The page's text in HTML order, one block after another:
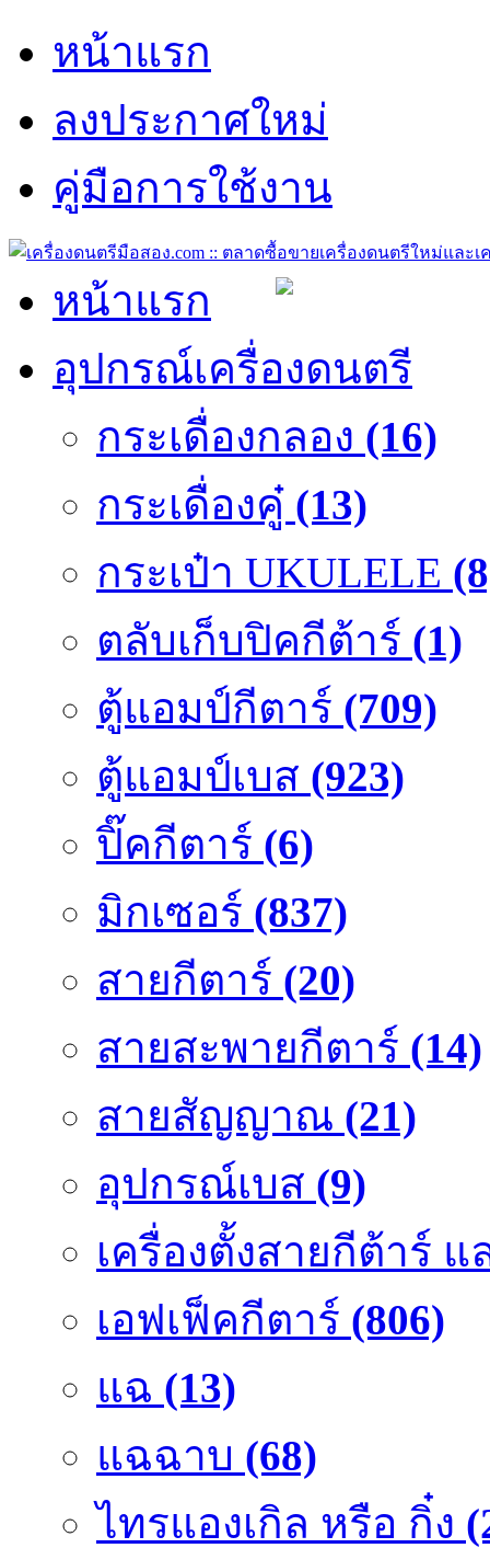
หน้าแรก
ลงประกาศใหม่
คู่มือการใช้งาน
หน้าแรก
อุปกรณ์เครื่องดนตรี
กระเดื่องกลอง (16)
กระเดื่องคู๋ (13)
กระเป๋า UKULELE
ตลับเก็บปิคกีต้าร์ (1)
ตู้แอมป์กีตาร์ (709)
ตู้แอมป์เบส (923)
ปิ๊คกีตาร์ (6)
มิกเซอร์ (837)
สายกีตาร์ (20)
สายสะพายกีตาร์ (14)
สายสัญญาณ (21)
อุปกรณ์เบส (9)
เครื่องตั้งสายกีต้าร์ แ
เอฟเฟ็คกีตาร์ (806)
แฉ (13)
แฉฉาบ (68)
ไทรแองเกิล หรือ กิ๋ง